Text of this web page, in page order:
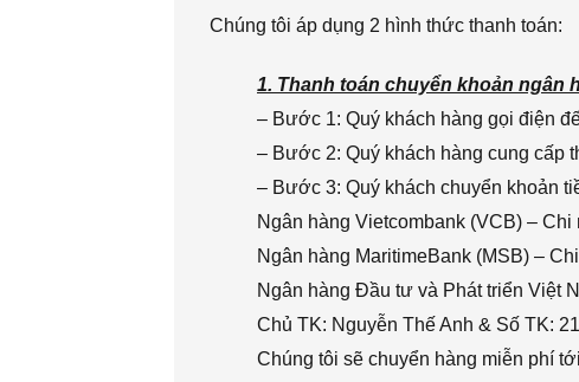
Chúng tôi áp dụng 2 hình thức thanh toán:
1. Thanh toán chuyển khoản ngân
– Bước 1: Quý khách hàng gọi điện
– Bước 2: Quý khách hàng cung cấp
– Bước 3: Quý khách chuyển khoản
Ngân hàng Vietcombank (VCB) –
Ngân hàng MaritimeBank (MSB) –
Ngân hàng Đầu tư và Phát triển Việt
Chủ TK: Nguyễn Thế Anh & Số TK:
Chúng tôi sẽ chuyển hàng miễn phí